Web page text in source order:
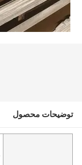
توضیحات محصول